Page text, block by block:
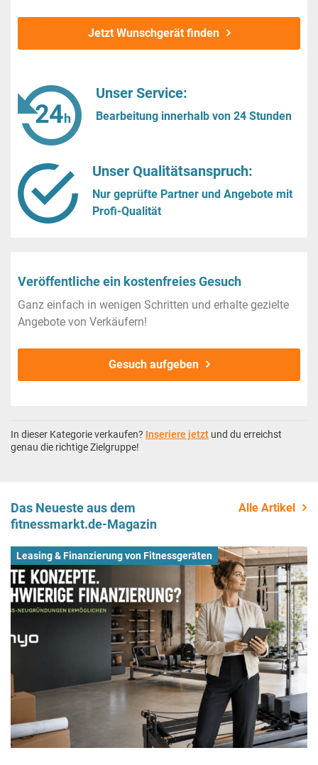
Jetzt Wunschgerät finden
Unser Service:
Bearbeitung innerhalb von 24 Stunden
Unser Qualitätsanspruch:
Nur geprüfte Partner und Angebote mit
Profi-Qualität
Veröffentliche ein kostenfreies Gesuch
Ganz einfach in wenigen Schritten und erhalte gezielte
Angebote von Verkäufern!
Gesuch aufgeben
In dieser Kategorie verkaufen? Inseriere jetzt und du erreichst
genau die richtige Zielgruppe!
Das Neueste aus dem
fitnessmarkt.de-Magazin
Alle Artikel
Leasing & Finanzierung von Fitnessgeräten